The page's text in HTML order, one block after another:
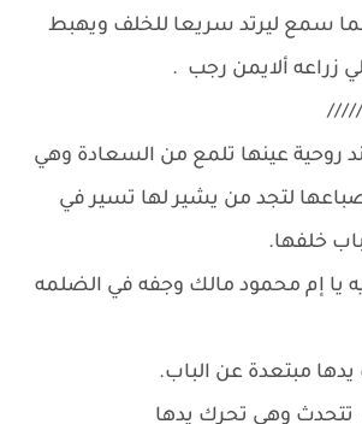
سمع ليرتد سريعا للخلف ويهبط
زراعه ألايمن رجب .
روحية عينها تلمع من السعادة وهي
لتجد من يشير لها تسير في
خلفها.
يا إم محمود مالك وجفه في الضلمه
مبتعدة عن الباب.
تتحدث وهي تحرك يدها